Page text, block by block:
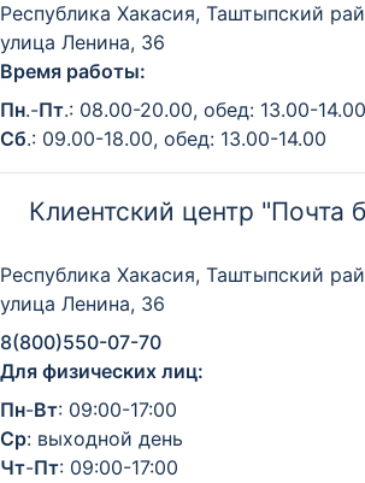
Республика Хакасия, Таштыпский
улица Ленина, 36
Время работы:
Пн.-Пт.: 08.00-20.00, обед: 13.00-14.00
Сб.: 09.00-18.00, обед: 13.00-14.00
Клиентский центр "Почта
Республика Хакасия, Таштыпский
улица Ленина, 36
8(800)550-07-70
Для физических лиц:
Пн-Вт: 09:00-17:00
Ср: выходной день
Чт-Пт: 09:00-17:00